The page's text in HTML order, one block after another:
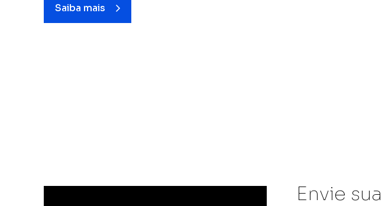
Saiba mais
Envie sua